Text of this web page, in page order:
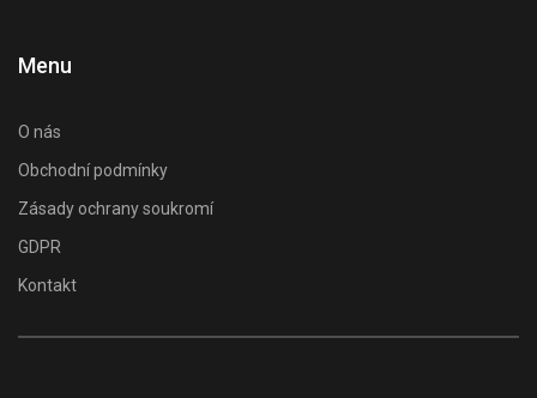
Menu
O nás
Obchodní podmínky
Zásady ochrany soukromí
GDPR
Kontakt